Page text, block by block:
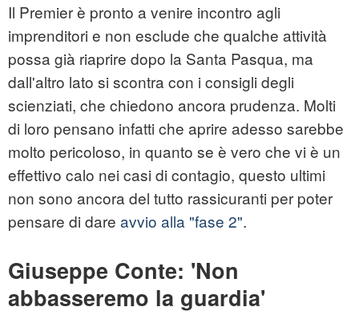
Il Premier è pronto a venire incontro agli
imprenditori e non esclude che qualche attività
possa già riaprire dopo la Santa Pasqua, ma
dall'altro lato si scontra con i consigli degli
scienziati, che chiedono ancora prudenza. Molti
di loro pensano infatti che aprire adesso sarebbe
molto pericoloso, in quanto se è vero che vi è un
effettivo calo nei casi di contagio, questo ultimi
non sono ancora del tutto rassicuranti per poter
pensare di dare avvio alla "fase 2".
Giuseppe Conte: 'Non
abbasseremo la guardia'